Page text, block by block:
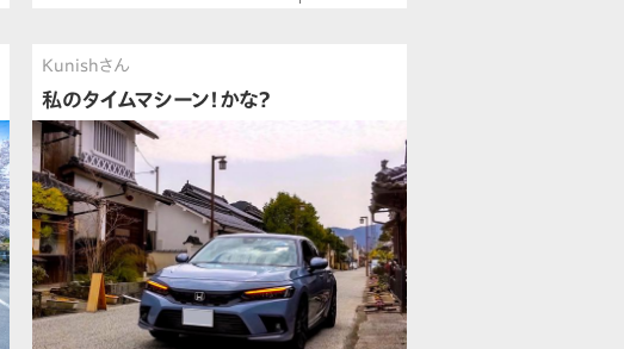
Kunishさん
私のタイムマシーン！かな？